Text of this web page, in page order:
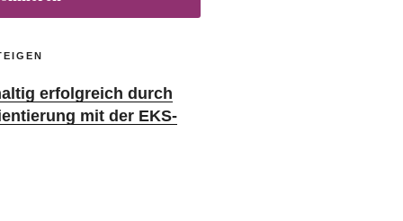
erfolgreich durch
mit der EKS-